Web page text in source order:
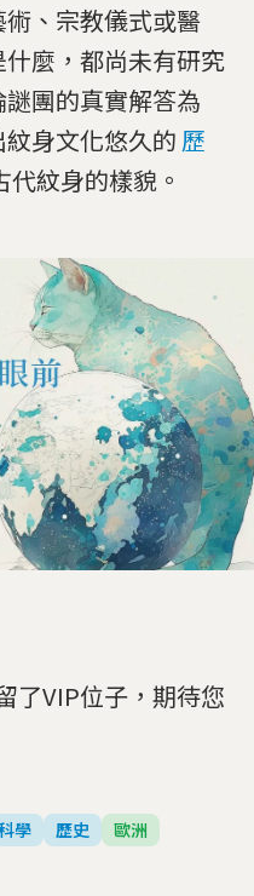
、宗教儀式或醫
麼，都尚未有研究
團的真實解答為
身文化悠久的 歷
代紋身的樣貌。
了VIP位子，期待您
學 歷史 歐洲